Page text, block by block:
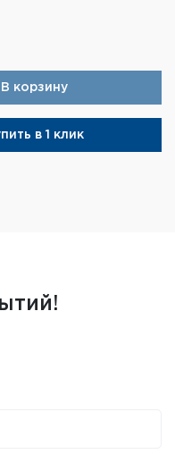
В корзину
в 1 клик